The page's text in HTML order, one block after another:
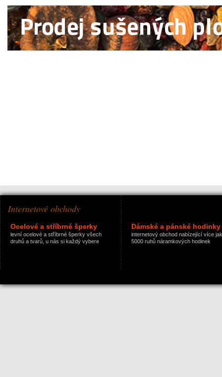
Internetové obchody
Ocelové a stříbrné šperky
levní ocelové a stříbrné šperky všech
druhů a tvarů, u nás si každý vybere
Dámské a pánské hodinky
internetový obchod nabízející více jak
5000 ruhů náramkových hodinek